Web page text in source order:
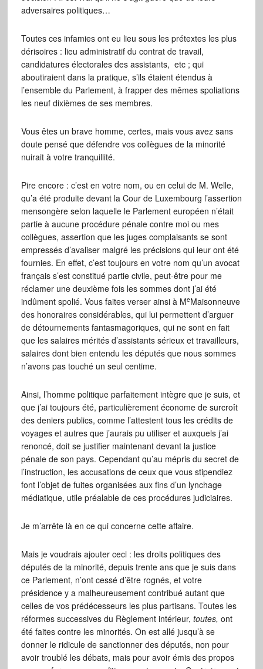
adversaires politiques…
Toutes ces infamies ont eu lieu sous les prétextes les plus
dérisoires : lieu administratif du contrat de travail,
candidatures électorales des assistants, etc ; qui
aboutiraient dans la pratique, s’ils étaient étendus à
l’ensemble du Parlement, à frapper des mêmes spoliations
les neuf dixièmes de ses membres.
Vous êtes un brave homme, certes, mais vous avez sans
doute pensé que défendre vos collègues de la minorité
nuirait à votre tranquillité.
Pire encore : c’est en votre nom, ou en celui de M. Welle,
qu’a été produite devant la Cour de Luxembourg l’assertion
mensongère selon laquelle le Parlement européen n’était
partie à aucune procédure pénale contre moi ou mes
collègues, assertion que les juges complaisants se sont
empressés d’avaliser malgré les précisions qui leur ont été
fournies. En effet, c’est toujours en votre nom qu’un avocat
français s’est constitué partie civile, peut-être pour me
réclamer une deuxième fois les sommes dont j’ai été
indûment spolié. Vous faites verser ainsi à MeMaisonneuve
des honoraires considérables, qui lui permettent d’arguer
de détournements fantasmagoriques, qui ne sont en fait
que les salaires mérités d’assistants sérieux et travailleurs,
salaires dont bien entendu les députés que nous sommes
n’avons pas touché un seul centime.
Ainsi, l’homme politique parfaitement intègre que je suis, et
que j’ai toujours été, particulièrement économe de surcroît
des deniers publics, comme l’attestent tous les crédits de
voyages et autres que j’aurais pu utiliser et auxquels j’ai
renoncé, doit se justifier maintenant devant la justice
pénale de son pays. Cependant qu’au mépris du secret de
l’instruction, les accusations de ceux que vous stipendiez
font l’objet de fuites organisées aux fins d’un lynchage
médiatique, utile préalable de ces procédures judiciaires.
Je m’arrête là en ce qui concerne cette affaire.
Mais je voudrais ajouter ceci : les droits politiques des
députés de la minorité, depuis trente ans que je suis dans
ce Parlement, n’ont cessé d’être rognés, et votre
présidence y a malheureusement contribué autant que
celles de vos prédécesseurs les plus partisans. Toutes les
réformes successives du Règlement intérieur, toutes, ont
été faites contre les minorités. On est allé jusqu’à se
donner le ridicule de sanctionner des députés, non pour
avoir troublé les débats, mais pour avoir émis des propos